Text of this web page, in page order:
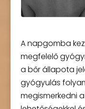
A napgomba
megfelelő
a bőr állapota
gyógyulás
megismerkedni